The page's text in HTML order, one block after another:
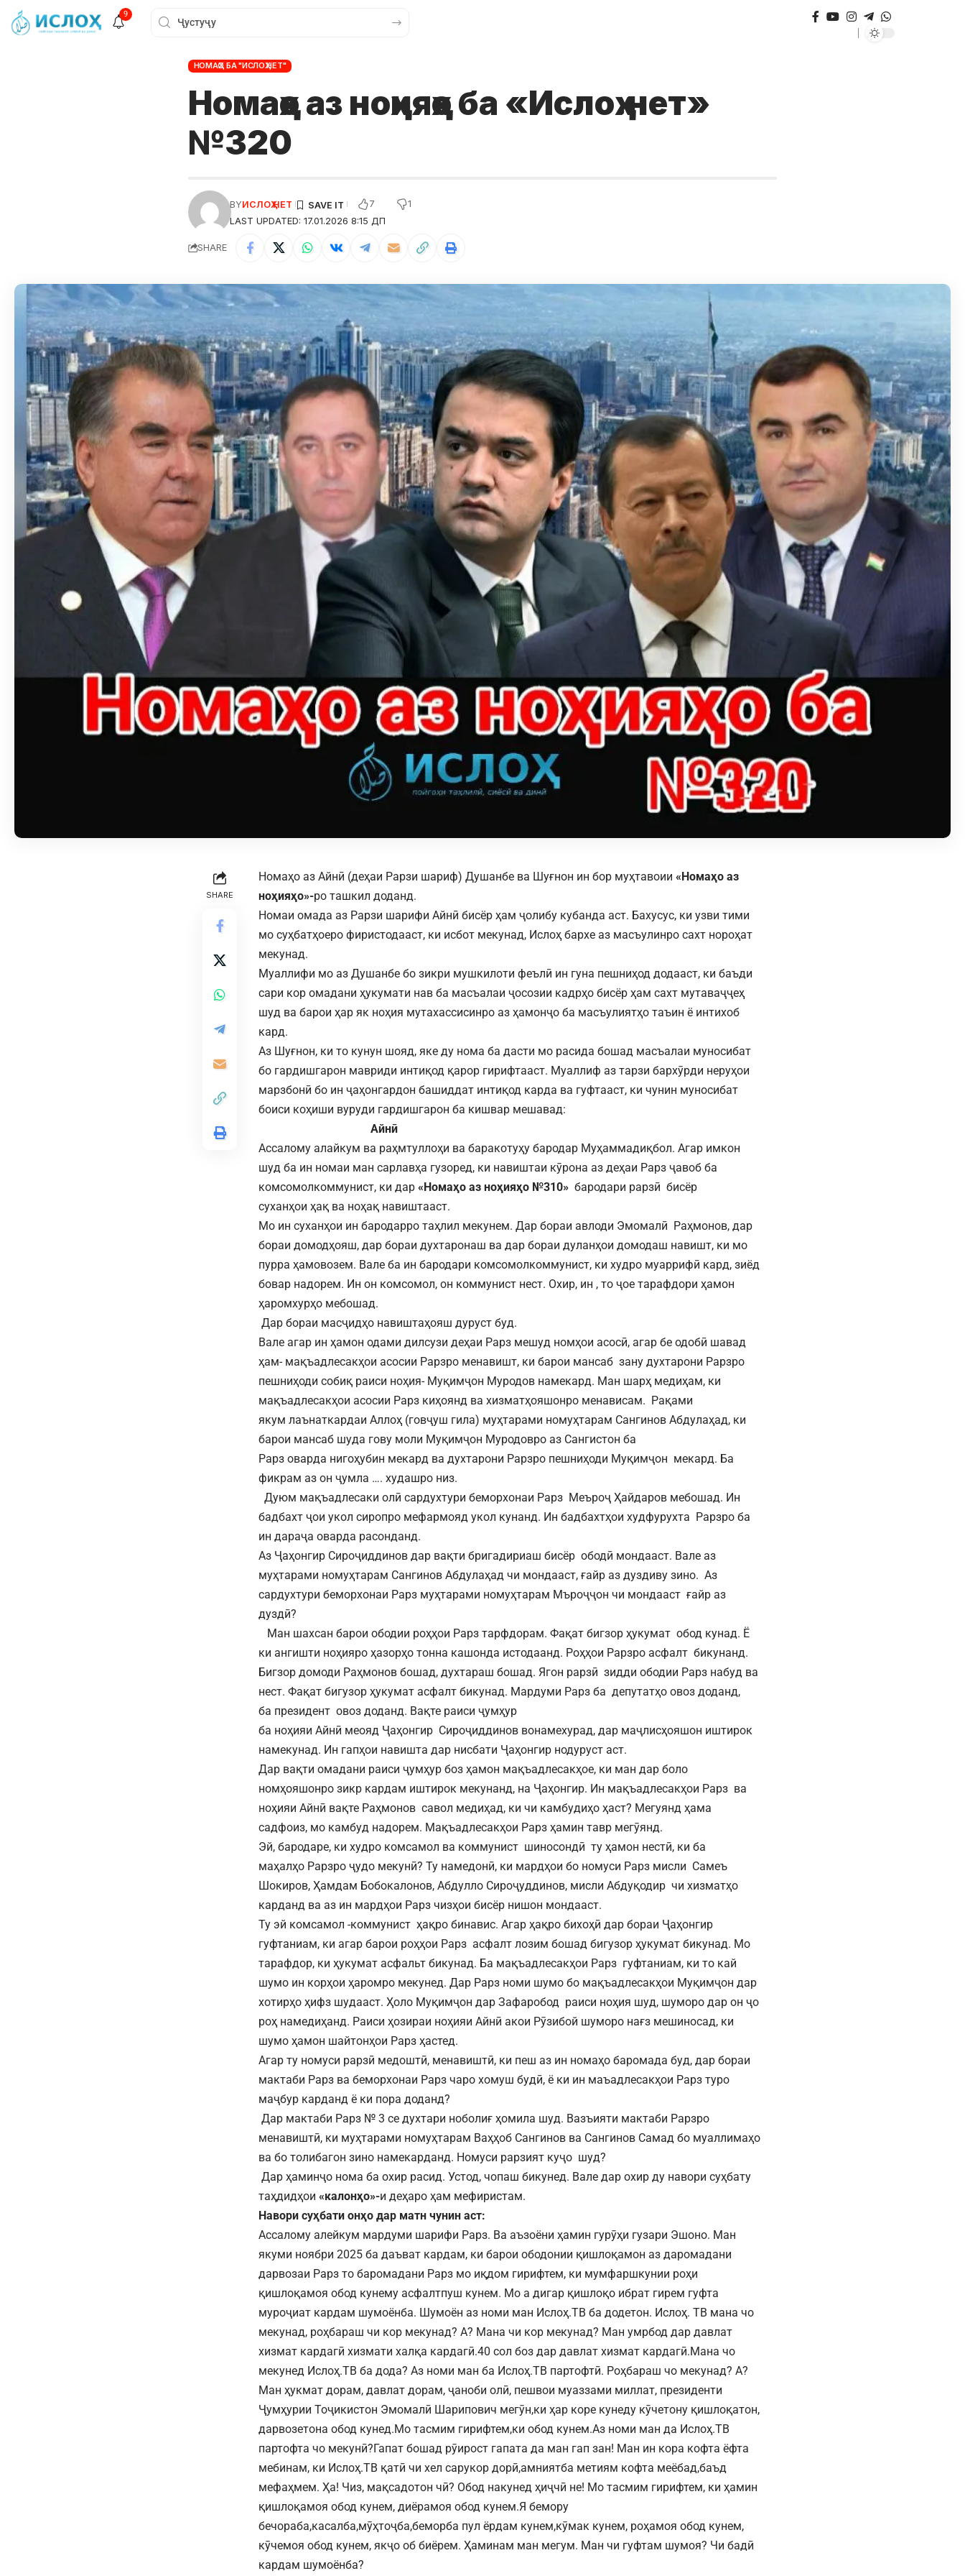
9
НОМАҲО БА "ИСЛОҲ.НЕТ"
Номаҳо аз ноҳияҳо ба «Ислоҳ.нет»
№320
LAST UPDATED: 17.01.2026 8:15 ДП
BYИСЛОҲ НЕТ 7 1
SHARE
SHARE
Номаҳо аз Айнӣ (деҳаи Рарзи шариф) Душанбе ва Шуғнон ин бор муҳтавоии «Номаҳо аз
ноҳияҳо»-ро ташкил доданд.
Номаи омада аз Рарзи шарифи Айнӣ бисёр ҳам ҷолибу кубанда аст. Бахусус, ки узви тими
мо суҳбатҳоеро фиристодааст, ки исбот мекунад, Ислоҳ бархе аз масъулинро сахт нороҳат
мекунад.
Муаллифи мо аз Душанбе бо зикри мушкилоти феълӣ ин гуна пешниҳод додааст, ки баъди
сари кор омадани ҳукумати нав ба масъалаи ҷосозии кадрҳо бисёр ҳам сахт мутаваҷҷеҳ
шуд ва барои ҳар як ноҳия мутахассисинро аз ҳамонҷо ба масъулиятҳо таъин ё интихоб
кард.
Аз Шуғнон, ки то кунун шояд, яке ду нома ба дасти мо расида бошад масъалаи муносибат
бо гардишгарон мавриди интиқод қарор гирифтааст. Муаллиф аз тарзи бархӯрди неруҳои
марзбонӣ бо ин ҷаҳонгардон башиддат интиқод карда ва гуфтааст, ки чунин муносибат
боиси коҳиши вуруди гардишгарон ба кишвар мешавад:
Айнӣ
Ассалому алайкум ва раҳмтуллоҳи ва баракотуҳу бародар Муҳаммадиқбол. Агар имкон
шуд ба ин номаи ман сарлавҳа гузоред, ки навиштаи кӯрона аз деҳаи Рарз ҷавоб ба
комсомолкоммунист, ки дар «Номаҳо аз ноҳияҳо №310» бародари рарзӣ бисёр
суханҳои ҳақ ва ноҳақ навиштааст.
Мо ин суханҳои ин бародарро таҳлил мекунем. Дар бораи авлоди Эмомалӣ Раҳмонов, дар
бораи домодҳояш, дар бораи духтаронаш ва дар бораи дуланҳои домодаш навишт, ки мо
пурра ҳамовозем. Вале ба ин бародари комсомолкоммунист, ки худро муаррифӣ кард, зиёд
бовар надорем. Ин он комсомол, он коммунист нест. Охир, ин , то ҷое тарафдори ҳамон
ҳаромхурҳо мебошад.
Дар бораи масҷидҳо навиштаҳояш дуруст буд.
Вале агар ин ҳамон одами дилсузи деҳаи Рарз мешуд номҳои асосӣ, агар бе одобӣ шавад
ҳам- мақъадлесакҳои асосии Рарзро менавишт, ки барои мансаб зану духтарони Рарзро
пешниҳоди собиқ раиси ноҳия- Муқимҷон Муродов намекард. Ман шарҳ медиҳам, ки
мақъадлесакҳои асосии Рарз киҳоянд ва хизматҳояшонро менависам. Рақами
якум лаънаткардаи Аллоҳ (говҷуш гила) муҳтарами номуҳтарам Сангинов Абдулаҳад, ки
барои мансаб шуда гову моли Муқимҷон Муродовро аз Сангистон ба
Рарз оварда нигоҳубин мекард ва духтарони Рарзро пешниҳоди Муқимҷон мекард. Ба
фикрам аз он ҷумла …. худашро низ.
Дуюм мақъадлесаки олӣ сардухтури беморхонаи Рарз Меъроҷ Ҳайдаров мебошад. Ин
бадбахт ҷои укол сиропро мефармояд укол кунанд. Ин бадбахтҳои худфурухта Рарзро ба
ин дараҷа оварда расонданд.
Аз Ҷаҳонгир Сироҷиддинов дар вақти бригадириаш бисёр ободӣ мондааст. Вале аз
муҳтарами номуҳтарам Сангинов Абдулаҳад чи мондааст, ғайр аз дуздиву зино. Аз
сардухтури беморхонаи Рарз муҳтарами номуҳтарам Мъроҷҷон чи мондааст ғайр аз
дуздӣ?
Ман шахсан барои ободии роҳҳои Рарз тарфдорам. Фақат бигзор ҳукумат обод кунад. Ё
ки ангишти ноҳияро ҳазорҳо тонна кашонда истодаанд. Роҳҳои Рарзро асфалт бикунанд.
Бигзор домоди Раҳмонов бошад, духтараш бошад. Ягон рарзӣ зидди ободии Рарз набуд ва
нест. Фақат бигузор ҳукумат асфалт бикунад. Мардуми Рарз ба депутатҳо овоз доданд,
ба президент овоз доданд. Вақте раиси ҷумҳур
ба ноҳияи Айнӣ меояд Ҷаҳонгир Сироҷиддинов вонамехурад, дар маҷлисҳояшон иштирок
намекунад. Ин гапҳои навишта дар нисбати Ҷаҳонгир нодуруст аст.
Дар вақти омадани раиси ҷумҳур боз ҳамон мақъадлесакҳое, ки ман дар боло
номҳояшонро зикр кардам иштирок мекунанд, на Ҷаҳонгир. Ин мақъадлесакҳои Рарз ва
ноҳияи Айнӣ вақте Раҳмонов савол медиҳад, ки чи камбудиҳо ҳаст? Мегуянд ҳама
садфоиз, мо камбуд надорем. Мақъадлесакҳои Рарз ҳамин тавр мегӯянд.
Эй, бародаре, ки худро комсамол ва коммунист шиносондӣ ту ҳамон нестӣ, ки ба
маҳалҳо Рарзро ҷудо мекунӣ? Ту намедонӣ, ки мардҳои бо номуси Рарз мисли Самеъ
Шокиров, Ҳамдам Бобокалонов, Абдулло Сироҷуддинов, мисли Абдуқодир чи хизматҳо
карданд ва аз ин мардҳои Рарз чизҳои бисёр нишон мондааст.
Ту эй комсамол -коммунист ҳақро бинавис. Агар ҳақро бихоҳӣ дар бораи Ҷаҳонгир
гуфтаниам, ки агар барои роҳҳои Рарз асфалт лозим бошад бигузор ҳукумат бикунад. Мо
тарафдор, ки ҳукумат асфальт бикунад. Ба мақъадлесакҳои Рарз гуфтаниам, ки то кай
шумо ин корҳои ҳаромро мекунед. Дар Рарз номи шумо бо мақъадлесакҳои Муқимҷон дар
хотирҳо ҳифз шудааст. Ҳоло Муқимҷон дар Зафаробод раиси ноҳия шуд, шуморо дар он ҷо
роҳ намедиҳанд. Раиси ҳозираи ноҳияи Айнӣ акои Рӯзибой шуморо нағз мешиносад, ки
шумо ҳамон шайтонҳои Рарз ҳастед.
Агар ту номуси рарзӣ медоштӣ, менавиштӣ, ки пеш аз ин номаҳо баромада буд, дар бораи
мактаби Рарз ва беморхонаи Рарз чаро хомуш будӣ, ё ки ин маъадлесакҳои Рарз туро
маҷбур карданд ё ки пора доданд?
Дар мактаби Рарз № 3 се духтари ноболиғ ҳомила шуд. Вазъияти мактаби Рарзро
менавиштӣ, ки муҳтарами номуҳтарам Ваҳҳоб Сангинов ва Сангинов Самад бо муаллимаҳо
ва бо толибагон зино намекарданд. Номуси рарзият куҷо шуд?
Дар ҳаминҷо нома ба охир расид. Устод, чопаш бикунед. Вале дар охир ду навори суҳбату
таҳдидҳои «калонҳо»-и деҳаро ҳам мефиристам.
Навори суҳбати онҳо дар матн чунин аст:
Ассалому алейкум мардуми шарифи Рарз. Ва аъзоёни ҳамин гурӯҳи гузари Эшоно. Ман
якуми ноябри 2025 ба даъват кардам, ки барои ободонии қишлоқамон аз даромадани
дарвозаи Рарз то баромадани Рарз мо иқдом гирифтем, ки мумфаршкунии роҳи
қишлоқамоя обод кунему асфалтпуш кунем. Мо а дигар қишлоқо ибрат гирем гуфта
муроҷиат кардам шумоёнба. Шумоён аз номи ман Ислоҳ.ТВ ба додетон. Ислоҳ. ТВ мана чо
мекунад, роҳбараш чи кор мекунад? А? Мана чи кор мекунад? Ман умрбод дар давлат
хизмат кардагӣ хизмати халқа кардагӣ.40 сол боз дар давлат хизмат кардагӣ.Мана чо
мекунед Ислоҳ.ТВ ба дода? Аз номи ман ба Ислоҳ.ТВ партофтӣ. Роҳбараш чо мекунад? А?
Ман ҳукмат дорам, давлат дорам, ҷаноби олӣ, пешвои муаззами миллат, президенти
Ҷумҳурии Тоҷикистон Эмомалӣ Шарипович мегӯн,ки ҳар коре кунеду кӯчетону қишлоқатон,
дарвозетона обод кунед.Мо тасмим гирифтем,ки обод кунем.Аз номи ман да Ислоҳ.ТВ
партофта чо мекунӣ?Гапат бошад рӯирост гапата да ман гап зан! Ман ин кора кофта ёфта
мебинам, ки Ислоҳ.ТВ қатӣ чи хел сарукор дорӣ,амниятба метиям кофта меёбад,баъд
мефаҳмем. Ҳа! Чиз, мақсадотон чӣ? Обод накунед ҳиҷчӣ не! Мо тасмим гирифтем, ки ҳамин
қишлоқамоя обод кунем, диёрамоя обод кунем.Я бемору
бечораба,касалба,мӯҳтоҷба,беморба пул ёрдам кунем,кӯмак кунем, роҳамоя обод кунем,
кӯчемоя обод кунем, якҷо об биёрем. Ҳаминам ман мегум. Ман чи гуфтам шумоя? Чи бадӣ
кардам шумоёнба?